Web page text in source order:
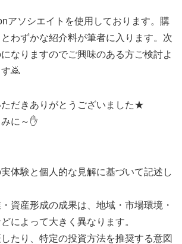
アソシエイトを使用しております。購
わずかな紹介料が筆者に入ります。次
なりますのでご興味のある方ご検討よ
🙇
だきありがとうございました★
に～✋
体験と個人的な見解に基づいて記述し
資産形成の成果は、地域・市場環境・
によって大きく異なります。
たり、特定の投資方法を推奨する意図